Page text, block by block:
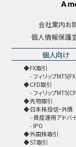
会社案内お
個人情報保護
個人向け
FX取引
フィリップ
CFD取引
フィリップ
先物取引
日本株投信・外債
資産運用アドバ
IPO
外国株取引
ST取引